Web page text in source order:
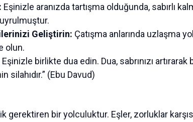
Eşinizle aranızda tartışma olduğunda, sabırlı
Geliştirin: Çatışma anlarında uzlaşma
olun.
Eşinizle birlikte dua edin. Dua, sabrınızı
silahıdır.” (Ebu Davud)
gerektiren bir yolculuktur. Eşler, zorluklar